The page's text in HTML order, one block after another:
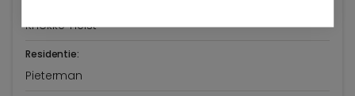
Knokke-Heist
Residentie:
Pieterman